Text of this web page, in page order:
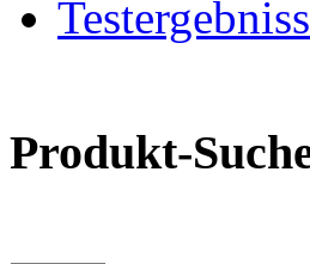
Produkt-